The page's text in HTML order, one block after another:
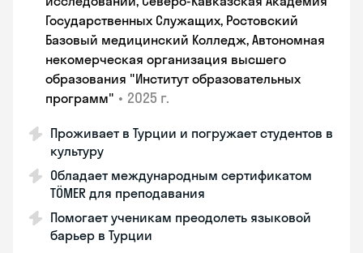
Государственных Служащих, Ростовский
Базовый медицинский Колледж, Автономная
некомерческая организация высшего
образования "Институт образовательных
программ" • 2025 г.
Проживает в Турции и погружает студентов в
культуру
Обладает международным сертификатом
TÖMER для преподавания
Помогает ученикам преодолеть языковой
барьер в Турции